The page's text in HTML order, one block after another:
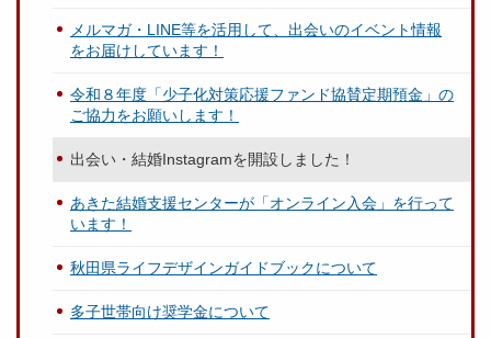
メルマガ・LINE等を活用して、出会いのイベント情報
をお届けしています！
令和８年度「少子化対策応援ファンド協賛定期預金」の
ご協力をお願いします！
出会い・結婚Instagramを開設しました！
あきた結婚支援センターが「オンライン入会」を行って
います！
秋田県ライフデザインガイドブックについて
多子世帯向け奨学金について